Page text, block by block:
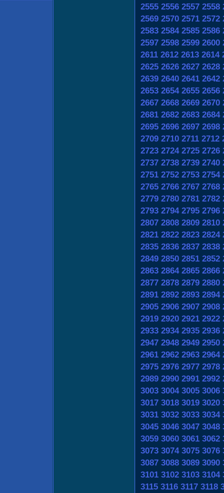
2555 2556 2557 2558
2569 2570 2571 2572
2583 2584 2585 2586
2597 2598 2599 2600
2611 2612 2613 2614
2625 2626 2627 2628
2639 2640 2641 2642
2653 2654 2655 2656
2667 2668 2669 2670
2681 2682 2683 2684
2695 2696 2697 2698
2709 2710 2711 2712
2723 2724 2725 2726
2737 2738 2739 2740
2751 2752 2753 2754
2765 2766 2767 2768
2779 2780 2781 2782
2793 2794 2795 2796
2807 2808 2809 2810
2821 2822 2823 2824
2835 2836 2837 2838
2849 2850 2851 2852
2863 2864 2865 2866
2877 2878 2879 2880
2891 2892 2893 2894
2905 2906 2907 2908
2919 2920 2921 2922
2933 2934 2935 2936
2947 2948 2949 2950
2961 2962 2963 2964
2975 2976 2977 2978
2989 2990 2991 2992
3003 3004 3005 3006
3017 3018 3019 3020
3031 3032 3033 3034
3045 3046 3047 3048
3059 3060 3061 3062
3073 3074 3075 3076
3087 3088 3089 3090
3101 3102 3103 3104
3115 3116 3117 3118